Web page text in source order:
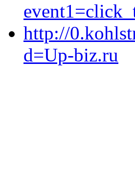
http://
d=Up-biz.ru